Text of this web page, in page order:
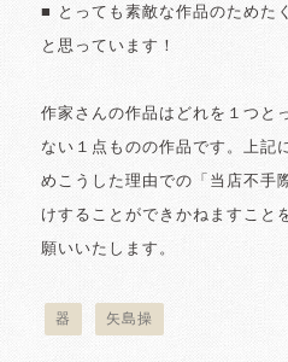
■ とっても素敵な作品のためた
と思っています！
作家さんの作品はどれを１つと
ない１点ものの作品です。上記
めこうした理由での「当店不手
けすることができかねますこと
願いいたします。
器 矢島操